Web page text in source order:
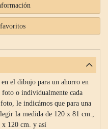
el dibujo para un ahorro en
o individualmente cada
le indicámos que para una
la medida de 120 x 81 cm.,
x 120 cm. y así